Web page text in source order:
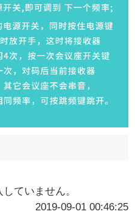
ていません。
2019-09-01 00:46:25